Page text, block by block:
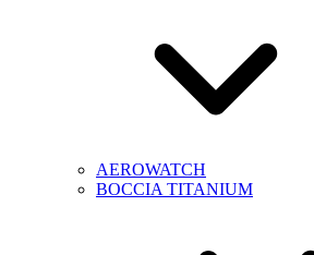
AEROWATCH
BOCCIA TITANIUM